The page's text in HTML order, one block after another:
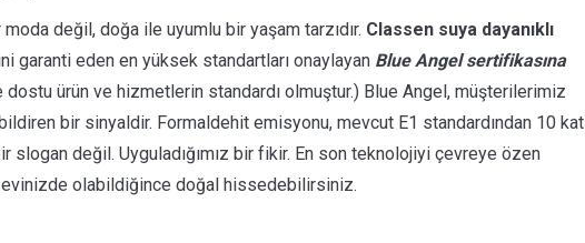
değil, doğa ile uyumlu bir yaşam tarzıdır. Classen suya dayanıklı
garanti eden en yüksek standartları onaylayan Blue Angel sertifikasına
dostu ürün ve hizmetlerin standardı olmuştur.) Blue Angel, müşterilerimiz
bir sinyaldir. Formaldehit emisyonu, mevcut E1 standardından 10 kat
slogan değil. Uyguladığımız bir fikir. En son teknolojiyi çevreye özen
olabildiğince doğal hissedebilirsiniz.